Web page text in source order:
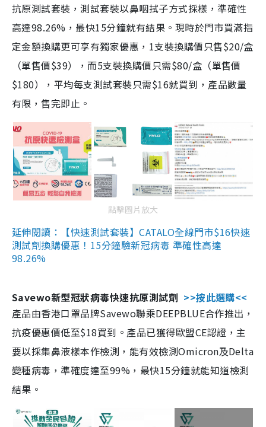
抗原測試套裝，測試套裝以鼻咽拭子方式採樣，準確性
高達98.26%，最快15分鐘就有結果。現時於門市買滿指
定金額換購更可享有獨家優惠，1支裝換購價只售$20/盒
（單售價$39），而5支裝換購價只需$80/盒（單售價
$180），平均每支測試套裝只需$16就買到，產品數量
有限，售完即止。
點擊圖片放大
延伸閱讀：【快速測試套裝】CATALO全線門市$16快速
測試劑換購優惠！15分鐘驗新冠病毒 準確性高達
98.26%
Savewo新型冠狀病毒快速抗原測試劑 >>按此選購<<
產品由香港口罩品牌Savewo聯乘DEEPBLUE合作推出，
抗疫優惠價低至$18買到。產品已獲得歐盟CE認證，主
要以採集鼻液樣本作檢測，能有效檢測Omicron及Delta
變種病毒，準確度達至99%，最快15分鐘就能知道檢測
結果。